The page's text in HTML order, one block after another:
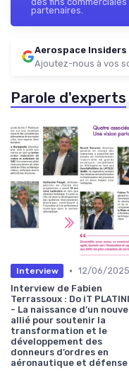
partenaires.
Aerospace Insiders
Ajoutez-nous à vos
Parole d'experts
Interview • 12/06/2025
Interview de Fabien
Terrassoux : Do iT
- La naissance d’un
allié pour soutenir la
transformation et le
développement des
donneurs d’ordres en
aéronautique et défense